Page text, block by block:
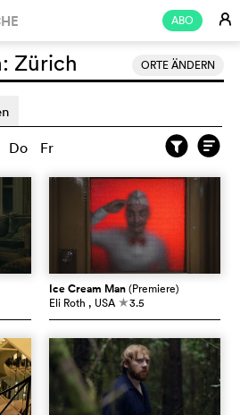
ABO E
ORTE ÄNDERN
Zürich
Do Fr
Ice Cream Man(Premiere)
Eli Roth , USA c3.5